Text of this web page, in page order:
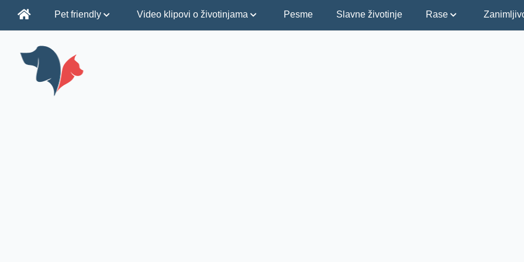
Pet friendly Video klipovi o životinjama Pesme Slavne životinje Rase